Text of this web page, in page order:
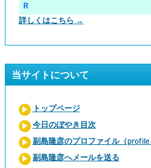
Ｒ
詳しくはこちら →
当サイトについて
トップページ
今日のぼやき目次
副島隆彦のプロファイル（profile
副島隆彦へメールを送る